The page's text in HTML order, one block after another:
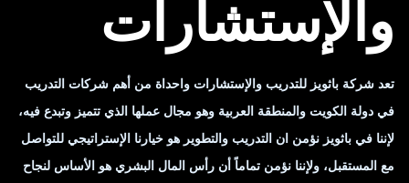
والإستشارات
تعد شركة باثويز للتدريب والإستشارات واحداة من أهم شركات التدريب
في دولة الكويت والمنطقة العربية وهو مجال عملها الذي تتميز وتبدع فيه،
لإننا في باثويز نؤمن ان التدريب والتطوير هو خيارنا الإستراتيجي للتواصل
مع المستقبل، ولإننا نؤمن تماماً أن رأس المال البشري هو الأساس لنجاح